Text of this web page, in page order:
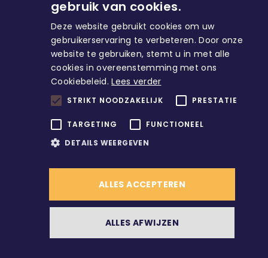
gebruik van cookies.
Deze website gebruikt cookies om uw
gebruikerservaring te verbeteren. Door onze
website te gebruiken, stemt u in met alle
cookies in overeenstemming met ons
Cookiebeleid.Lees verder
STRIKT NOODZAKELIJK PRESTATIE
TARGETING
FUNCTIONEEL
DETAILS WEERGEVEN
ALLES ACCEPTEREN
ALLES AFWIJZEN